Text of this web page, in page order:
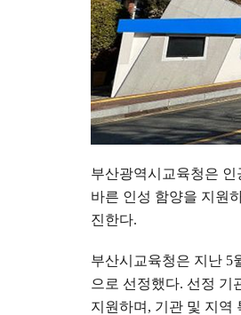
부산광역시교육청은 인
바른 인성 함양을 지원
진한다.
부산시교육청은 지난 5
으로 선정했다. 선정 기
지원하며 , 기관 및 지역